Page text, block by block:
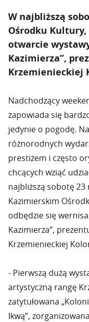
W najbliższą
Ośrodku
otwarcie
Kazimierza”,
Krzemienieckiej
Nadchodzący
zapowiada się
jedynie o pogodę.
różnorodnych
prestiżem i często
chcących wziąć
najbliższą sobotę 23
Kazimierskim
odbędzie się
Kazimierza”,
Krzemienieckiej
- Pierwszą dużą
artystyczną rangę
zatytułowana
Ikwą”,